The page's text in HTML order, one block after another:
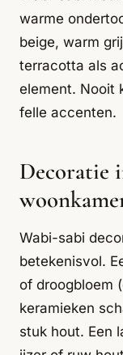
warme
beige, warm
terracotta als
element. Nooit
felle accenten.
Decoratie
Wabi-sabi
betekenisvol.
of droogbloem
keramieken
stuk hout. Een